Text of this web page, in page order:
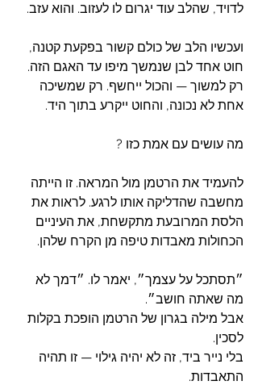
לדויד, שהלב עוד יגרום לו לעזוב. והוא עזב.
ועכשיו הלב של כולם קשור בפקעת קטנה,
חוט אחד לבן שנמשך מיפו עד האגם הזה.
רק למשוך — והכול ייחשף. רק שמשיכה
אחת לא נכונה, והחוט ייקרע בתוך היד.
מה עושים עם אמת כזו ?
להעמיד את הרטמן מול המראה. זו הייתה
מחשבה שהדליקה אותו לרגע. לראות את
הלסת המרובעת מתקשחת, את העיניים
הכחולות מאבדות טיפה מן הקרח שלהן.
״תסתכל על עצמך״, יאמר לו. ״דמך לא
מה שאתה חושב״.
אבל מילה בגרון של הרטמן הופכת בקלות
לסכין.
בלי נייר ביד, זה לא יהיה גילוי — זו תהיה
התאבדות.